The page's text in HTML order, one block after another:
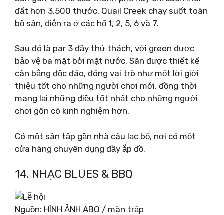
đất hơn 3.500 thước. Quail Creek chạy suốt toàn
bộ sân, diễn ra ở các hố 1, 2, 5, 6 và 7.
Sau đó là par 3 đầy thử thách, với green được
bảo vệ ba mặt bởi mặt nước. Sân được thiết kế
cân bằng độc đáo, đóng vai trò như một lời giới
thiệu tốt cho những người chơi mới, đồng thời
mang lại những điều tốt nhất cho những người
chơi gôn có kinh nghiệm hơn.
Có một sân tập gần nhà câu lạc bộ, nơi có một
cửa hàng chuyên dụng đầy ắp đồ.
14. NHẠC BLUES & BBQ
Nguồn: HÌNH ẢNH ABO / màn trập